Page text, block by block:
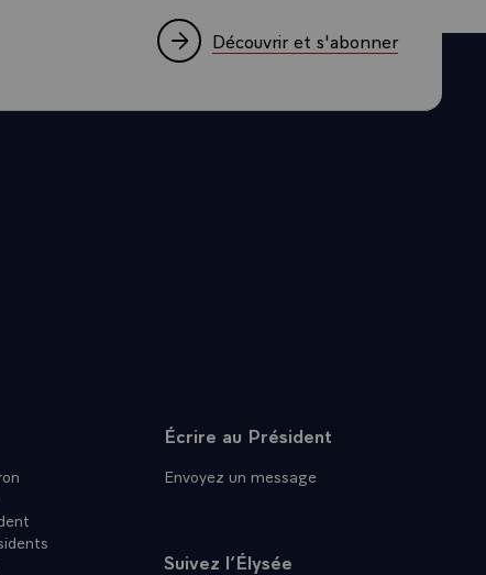
Découvrir et s'abonner
Écrire au Président
Envoyez un message
Suivez l’Élysée